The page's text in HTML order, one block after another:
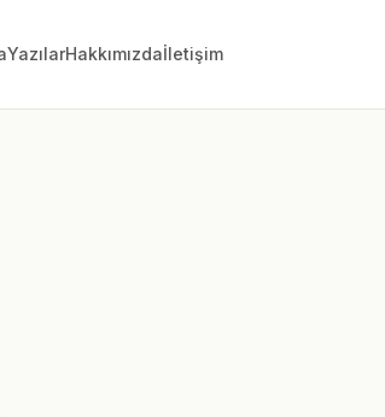
YazılarHakkımızdaİletişim